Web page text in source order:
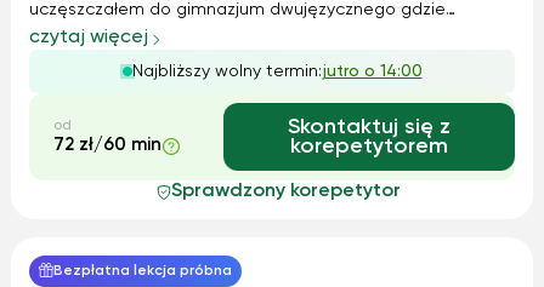
uczęszczałem do gimnazjum dwujęzycznego gdzie
dodatkowo miałem zajęcia z biologii, chemii i informatyki
po angielsku, później w liceum wybrałem profil z
rozszerzonym angielskim – krok po kro...
czytaj więcej
Najbliższy wolny termin:jutro o 14:00
od
72 zł/60 min
Skontaktuj się z
korepetytorem
Sprawdzony korepetytor
Bezpłatna lekcja próbna